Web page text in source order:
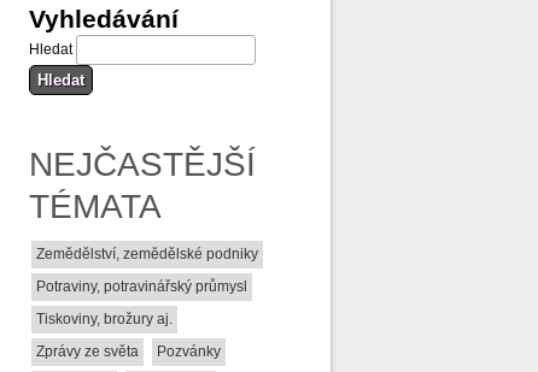
Vyhledávání
Hledat
NEJČASTĚJŠÍ
TÉMATA
Zemědělství, zemědělské podniky
Potraviny, potravinářský průmysl
Tiskoviny, brožury aj.
Zprávy ze světa
Pozvánky